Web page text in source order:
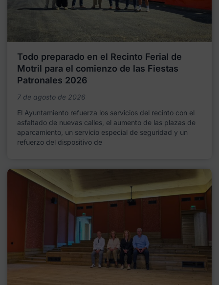
Todo preparado en el Recinto Ferial de
Motril para el comienzo de las Fiestas
Patronales 2026
7 de agosto de 2026
El Ayuntamiento refuerza los servicios del recinto con el
asfaltado de nuevas calles, el aumento de las plazas de
aparcamiento, un servicio especial de seguridad y un
refuerzo del dispositivo de